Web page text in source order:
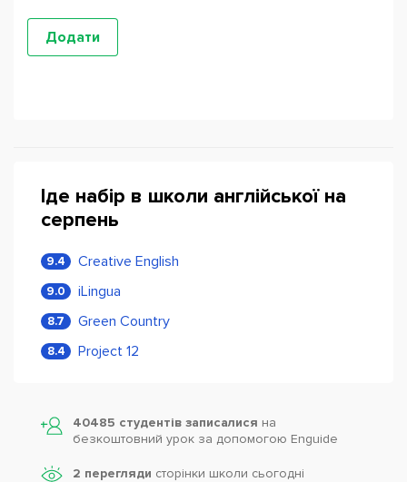
Іде набір в школи англійської на
серпень
9.4 Creative English
9.0 iLingua
8.7 Green Country
8.4 Project 12
40485 студентів записалися на
безкоштовний урок за допомогою Enguide
2 перегляди сторінки школи cьогодні